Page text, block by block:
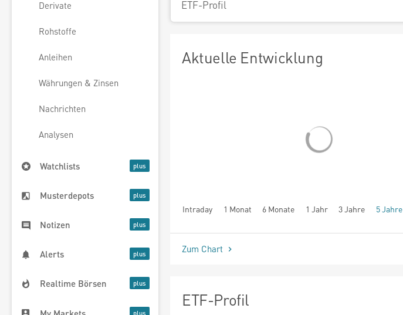
Derivate
Rohstoffe
Anleihen
Währungen & Zinsen
Nachrichten
Analysen
Watchlists
Musterdepots
Notizen
Alerts
Realtime Börsen
ETF-Profil
Aktuelle Entwicklung
Intraday 1 Monat 6 Monate 1 Jahr 3 Jahre 5 Jahre
seit Beginn
Zum Chart
ETF-Profil